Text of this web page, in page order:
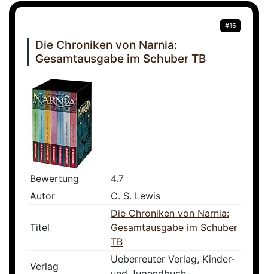
#16
Die Chroniken von Narnia:
Gesamtausgabe im Schuber TB
Bewertung
4.7
Autor
C. S. Lewis
Titel
Die Chroniken von Narnia:
Gesamtausgabe im Schuber
TB
Verlag
Ueberreuter Verlag, Kinder-